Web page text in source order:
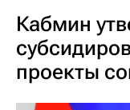
Кабмин
проекты